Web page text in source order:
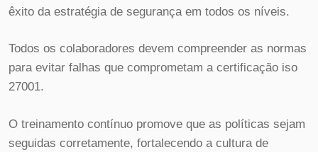
êxito da estratégia de segurança em todos os níveis.
Todos os colaboradores devem compreender as normas
para evitar falhas que comprometam a certificação iso
27001.
O treinamento contínuo promove que as políticas sejam
seguidas corretamente, fortalecendo a cultura de